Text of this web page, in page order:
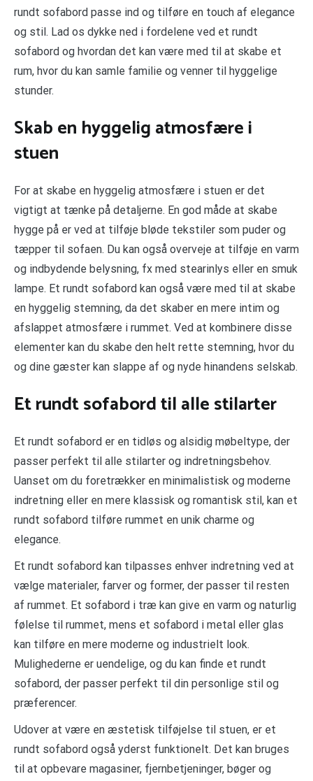
rundt sofabord passe ind og tilføre en touch af elegance
og stil. Lad os dykke ned i fordelene ved et rundt
sofabord og hvordan det kan være med til at skabe et
rum, hvor du kan samle familie og venner til hyggelige
stunder.
Skab en hyggelig atmosfære i
stuen
For at skabe en hyggelig atmosfære i stuen er det
vigtigt at tænke på detaljerne. En god måde at skabe
hygge på er ved at tilføje bløde tekstiler som puder og
tæpper til sofaen. Du kan også overveje at tilføje en varm
og indbydende belysning, fx med stearinlys eller en smuk
lampe. Et rundt sofabord kan også være med til at skabe
en hyggelig stemning, da det skaber en mere intim og
afslappet atmosfære i rummet. Ved at kombinere disse
elementer kan du skabe den helt rette stemning, hvor du
og dine gæster kan slappe af og nyde hinandens selskab.
Et rundt sofabord til alle stilarter
Et rundt sofabord er en tidløs og alsidig møbeltype, der
passer perfekt til alle stilarter og indretningsbehov.
Uanset om du foretrækker en minimalistisk og moderne
indretning eller en mere klassisk og romantisk stil, kan et
rundt sofabord tilføre rummet en unik charme og
elegance.
Et rundt sofabord kan tilpasses enhver indretning ved at
vælge materialer, farver og former, der passer til resten
af rummet. Et sofabord i træ kan give en varm og naturlig
følelse til rummet, mens et sofabord i metal eller glas
kan tilføre en mere moderne og industrielt look.
Mulighederne er uendelige, og du kan finde et rundt
sofabord, der passer perfekt til din personlige stil og
præferencer.
Udover at være en æstetisk tilføjelse til stuen, er et
rundt sofabord også yderst funktionelt. Det kan bruges
til at opbevare magasiner, fjernbetjeninger, bøger og